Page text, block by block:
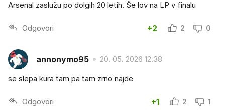
Arsenal zaslužu po dolgih 20 letih. Še lov na LP v finalu
Odgovori +2 2 0
annonymo95 20. 05. 2026 12.38
se slepa kura tam pa tam zrno najde
Odgovori +1 2 1